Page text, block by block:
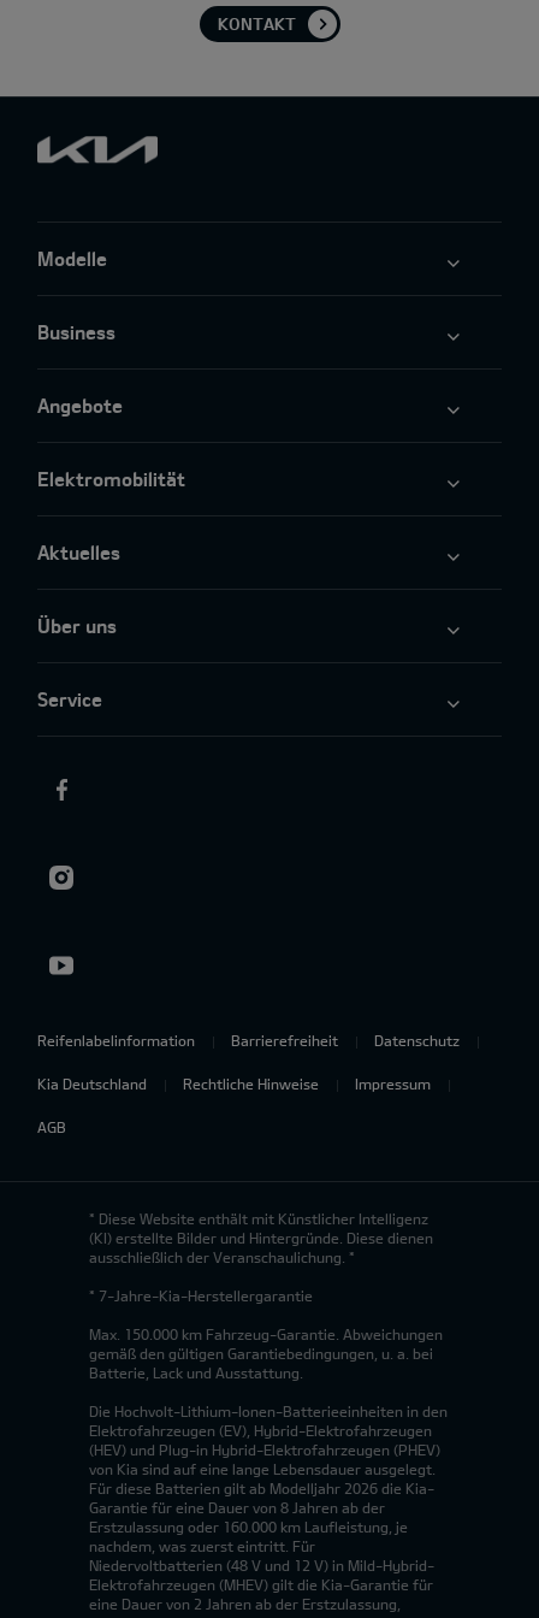
KONTAKT
Modelle
Business
Angebote
Elektromobilität
Aktuelles
Über uns
Service
Reifenlabelinformation Barrierefreiheit Datenschutz
Kia Deutschland Rechtliche Hinweise Impressum
AGB
* Diese Website enthält mit Künstlicher Intelligenz
(KI) erstellte Bilder und Hintergründe. Diese dienen
ausschließlich der Veranschaulichung. *
* 7-Jahre-Kia-Herstellergarantie
Max. 150.000 km Fahrzeug-Garantie. Abweichungen
gemäß den gültigen Garantiebedingungen, u. a. bei
Batterie, Lack und Ausstattung.
Die Hochvolt-Lithium-Ionen-Batterieeinheiten in den
Elektrofahrzeugen (EV), Hybrid-Elektrofahrzeugen
(HEV) und Plug-in Hybrid-Elektrofahrzeugen (PHEV)
von Kia sind auf eine lange Lebensdauer ausgelegt.
Für diese Batterien gilt ab Modelljahr 2026 die Kia-
Garantie für eine Dauer von 8 Jahren ab der
Erstzulassung oder 160.000 km Laufleistung, je
nachdem, was zuerst eintritt. Für
Niedervoltbatterien (48 V und 12 V) in Mild-Hybrid-
Elektrofahrzeugen (MHEV) gilt die Kia-Garantie für
eine Dauer von 2 Jahren ab der Erstzulassung,